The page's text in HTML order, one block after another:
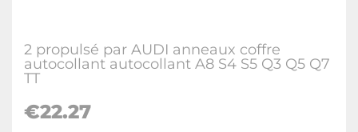
2 propulsé par AUDI anneaux coffre
autocollant autocollant A8 S4 S5 Q3 Q5 Q7
TT
€22.27